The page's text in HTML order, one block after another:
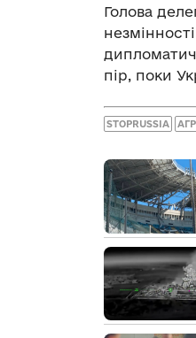
Голова
пір, поки
STOPRUSSIA